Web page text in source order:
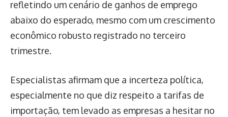
refletindo um cenário de ganhos de emprego
abaixo do esperado, mesmo com um crescimento
econômico robusto registrado no terceiro
trimestre.
Especialistas afirmam que a incerteza política,
especialmente no que diz respeito a tarifas de
importação, tem levado as empresas a hesitar no